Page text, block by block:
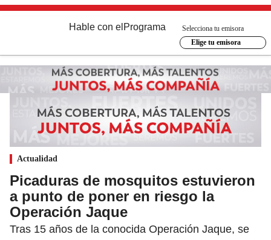
Hable con el Programa
Selecciona tu emisora
Elige tu emisora
Actualidad
Picaduras de mosquitos estuvieron
a punto de poner en riesgo la
Operación Jaque
Tras 15 años de la conocida Operación Jaque, se